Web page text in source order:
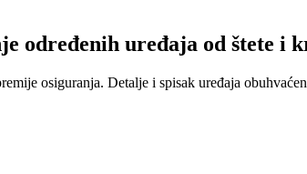
određenih uređaja od štete i
osiguranja. Detalje i spisak uređaja